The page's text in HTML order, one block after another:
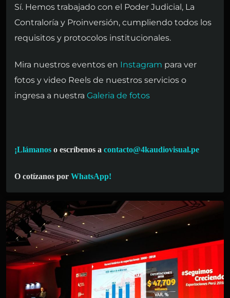
Sí. Hemos trabajado con el Poder Judicial, La
Contraloría y Proinversión, cumpliendo todos los
requisitos y protocolos institucionales.
Mira nuestros eventos en Instagram para ver
fotos y video Reels de nuestros servicios o
ingresa a nuestra Galeria de fotos
¡Llámanos o escríbenos a contacto@4kaudiovisual.pe
O cotízanos por WhatsApp!